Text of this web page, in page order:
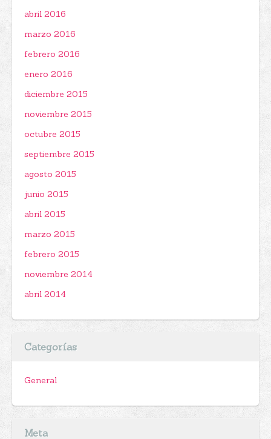
abril 2016
marzo 2016
febrero 2016
enero 2016
diciembre 2015
noviembre 2015
octubre 2015
septiembre 2015
agosto 2015
junio 2015
abril 2015
marzo 2015
febrero 2015
noviembre 2014
abril 2014
Categorías
General
Meta